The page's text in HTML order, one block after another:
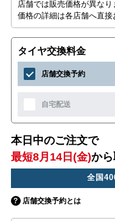
店舗では販売価格が異なり
価格の詳細は各店舗へ直接
タイヤ交換料金
店舗交換予約
自宅配送
本日中のご注文で
最短8月14日(金)か
全国
店舗交換予約とは